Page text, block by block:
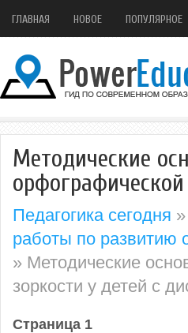
ГЛАВНАЯ НОВОЕ ПОПУЛЯРНОЕ
Методические
Педагогика сегодня »
работы по развитию
» Методические
зоркости у детей с
Страница 1